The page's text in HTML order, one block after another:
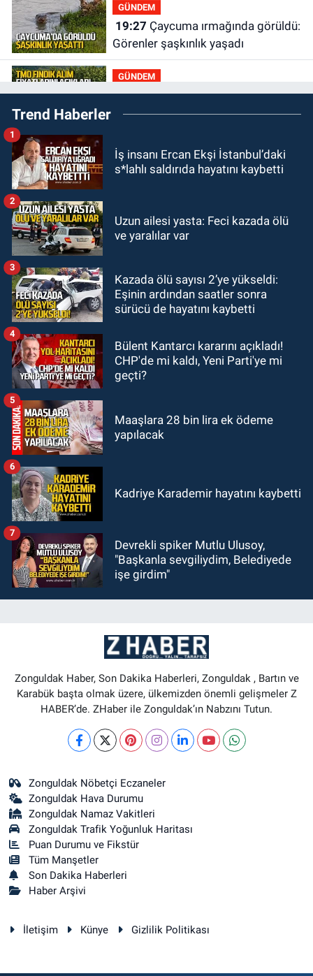
GÜNDEM
19:27
Görenler şaşkınlık yaşadı
GÜNDEM
19:12TMO kabuklu fındık alım
fiyatlarını açıkladı
18:52
18:44Zonguldak'ta araç yayaya
GÜNDEM
18:32
kabri başında anıldı
Trend Haberler
İş insanı Ercan Ekşi İstanbul’daki
s*lahlı saldırıda hayatını kaybetti
1
Uzun ailesi yasta: Feci kazada ölü
ve yaralılar var
2
Kazada ölü sayısı 2’ye yükseldi:
Eşinin ardından saatler sonra
sürücü de hayatını kaybetti
3
Bülent Kantarcı kararını açıkladı!
CHP'de mi kaldı, Yeni Parti'ye mi
geçti?
4
Maaşlara 28 bin lira ek ödeme
yapılacak
5
Kadriye Karademir hayatını kaybetti
6
Devrekli spiker Mutlu Ulusoy,
"Başkanla sevgiliydim, Belediyede
işe girdim"
7
Zonguldak Haber, Son Dakika Haberleri, Zonguldak , Bartın ve
Karabük başta olmak üzere, ülkemizden önemli gelişmeler Z
HABER’de. ZHaber ile Zonguldak’ın Nabzını Tutun.
Zonguldak Nöbetçi Eczaneler
Zonguldak Hava Durumu
Zonguldak Namaz Vakitleri
Zonguldak Trafik Yoğunluk Haritası
Puan Durumu ve Fikstür
Tüm Manşetler
Son Dakika Haberleri
Haber Arşivi
İletişim Künye Gizlilik Politikası